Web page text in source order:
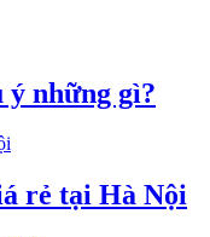
những gì?
rẻ tại Hà Nội